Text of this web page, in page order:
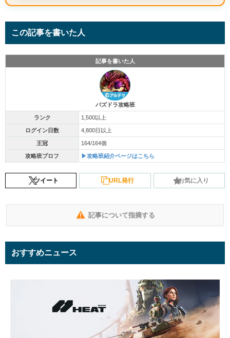
この記事を書いた人
記事を書いた人
パズドラ攻略班
ランク 1,500以上
ログイン日数 4,800日以上
王冠 164/164個
攻略班プロフ ▶攻略班紹介ページはこちら
ツイート URL発行 お気に入り
記事について指摘する
おすすめニュース